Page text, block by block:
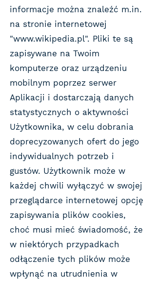
informacje można znaleźć m.in.
na stronie internetowej
"www.wikipedia.pl". Pliki te są
zapisywane na Twoim
komputerze oraz urządzeniu
mobilnym poprzez serwer
Aplikacji i dostarczają danych
statystycznych o aktywności
Użytkownika, w celu dobrania
doprecyzowanych ofert do jego
indywidualnych potrzeb i
gustów. Użytkownik może w
każdej chwili wyłączyć w swojej
przeglądarce internetowej opcję
zapisywania plików cookies,
choć musi mieć świadomość, że
w niektórych przypadkach
odłączenie tych plików może
wpłynąć na utrudnienia w